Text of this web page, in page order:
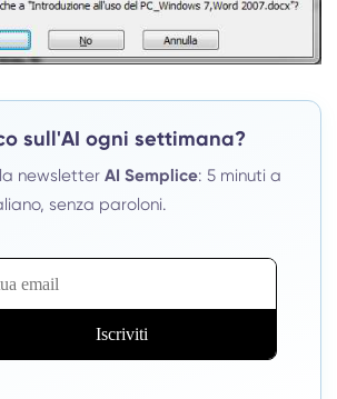
sull'AI ogni settimana?
newsletterAI Semplice: 5 minuti a
senza paroloni.